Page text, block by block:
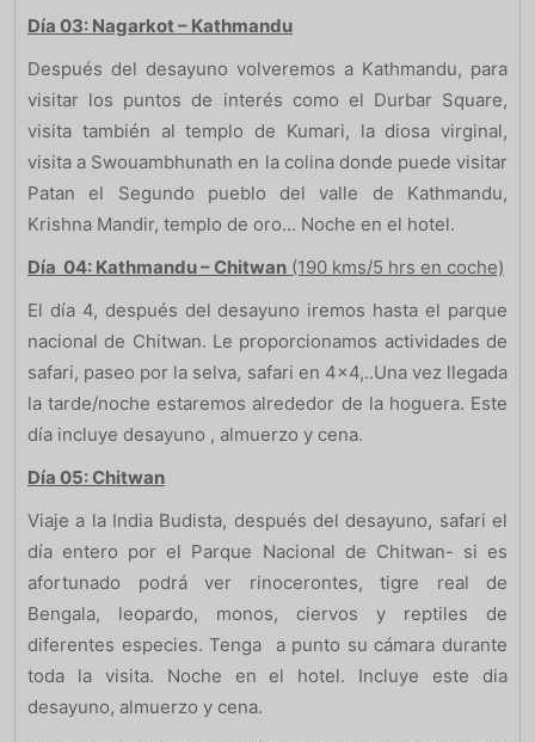
Día 03: Nagarkot – Kathmandu
Después del desayuno volveremos a Kathmandu, para
visitar los puntos de interés como el Durbar Square,
visita también al templo de Kumari, la diosa virginal,
visita a Swouambhunath en la colina donde puede visitar
Patan el Segundo pueblo del valle de Kathmandu,
Krishna Mandir, templo de oro… Noche en el hotel.
Día 04: Kathmandu – Chitwan (190 kms/5 hrs en coche)
El día 4, después del desayuno iremos hasta el parque
nacional de Chitwan. Le proporcionamos actividades de
safari, paseo por la selva, safari en 4×4,..Una vez llegada
la tarde/noche estaremos alrededor de la hoguera. Este
día incluye desayuno , almuerzo y cena.
Día 05: Chitwan
Viaje a la India Budista, después del desayuno, safari el
día entero por el Parque Nacional de Chitwan- si es
afortunado podrá ver rinocerontes, tigre real de
Bengala, leopardo, monos, ciervos y reptiles de
diferentes especies. Tenga a punto su cámara durante
toda la visita. Noche en el hotel. Incluye este dia
desayuno, almuerzo y cena.